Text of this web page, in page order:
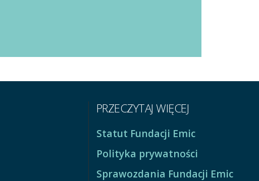
PRZECZYTAJ WIĘCEJ
Statut Fundacji Emic
Polityka prywatności
Sprawozdania Fundacji Emic